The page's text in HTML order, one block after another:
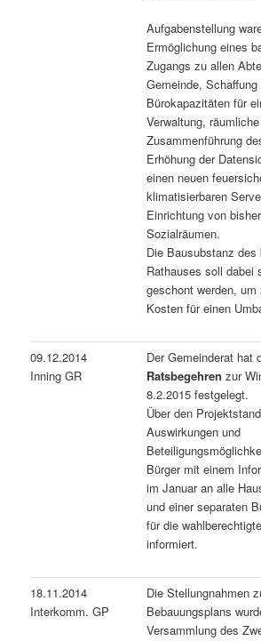
Aufgabenstellung
Ermöglichung eines
Zugangs zu allen
Gemeinde,
Bürokapazitäten für
Verwaltung, räumliche
Zusammenführung
Erhöhung der
einen neuen
klimatisierbaren
Einrichtung von
Sozialräumen.
Die Bausubstanz des
Rathauses soll dabei
geschont werden,
Kosten für einen
09.12.2014
Inning GR
Der Gemeinderat hat
Ratsbegehren zur
8.2.2015 festgelegt.
Über den
Auswirkungen und
Bürger mit einem
im Januar an alle
und einer separaten
für die
informiert.
18.11.2014
Interkomm. GP
Die Stellungnahmen
Bebauungsplans
Versammlung des